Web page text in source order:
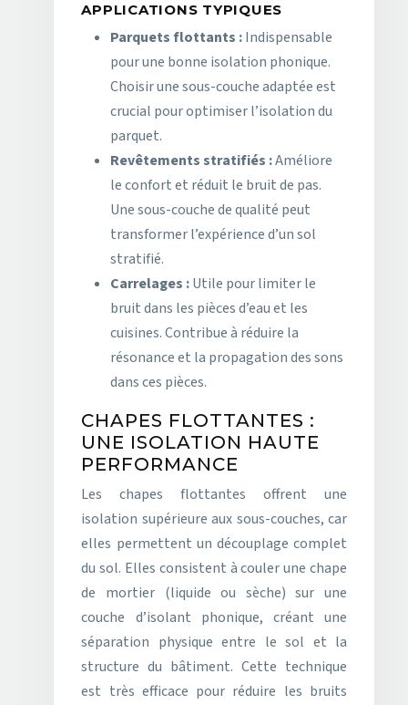
APPLICATIONS TYPIQUES
Parquets flottants :Indispensable
pour une bonne isolation phonique.
Choisir une sous-couche adaptée est
crucial pour optimiser l’isolation du
parquet.
Revêtements stratifiés :Améliore
le confort et réduit le bruit de pas.
Une sous-couche de qualité peut
transformer l’expérience d’un sol
stratifié.
Carrelages :Utile pour limiter le
bruit dans les pièces d’eau et les
cuisines. Contribue à réduire la
résonance et la propagation des sons
dans ces pièces.
CHAPES FLOTTANTES :
UNE ISOLATION HAUTE
PERFORMANCE
Les chapes flottantes offrent une
isolation supérieure aux sous-couches, car
elles permettent un découplage complet
du sol. Elles consistent à couler une chape
de mortier (liquide ou sèche) sur une
couche d’isolant phonique, créant une
séparation physique entre le sol et la
structure du bâtiment. Cette technique
est très efficace pour réduire les bruits